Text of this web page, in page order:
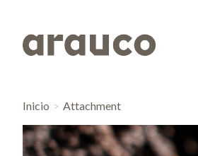
Inicio Attachment